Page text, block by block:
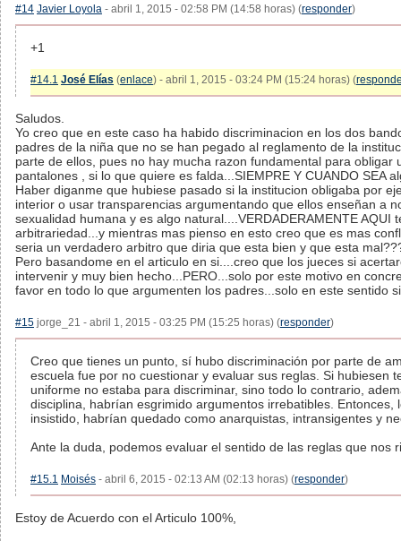
#14 Javier Loyola - abril 1, 2015 - 02:58 PM (14:58 horas) (responder)
+1
#14.1 José Elías (enlace) - abril 1, 2015 - 03:24 PM (15:24 horas) (
Saludos.
Yo creo que en este caso ha habido discriminacion en los dos
padres de la niña que no se han pegado al reglamento de la
parte de ellos, pues no hay mucha razon fundamental para obligar
pantalones , si lo que quiere es falda...SIEMPRE Y CUANDO SEA
Haber diganme que hubiese pasado si la institucion obligaba por
interior o usar transparencias argumentando que ellos enseñan a
sexualidad humana y es algo natural....VERDADERAMENTE AQUI
arbitrariedad...y mientras mas pienso en esto creo que es mas
seria un verdadero arbitro que diria que esta bien y que esta
Pero basandome en el articulo en si....creo que los jueces si
intervenir y muy bien hecho...PERO...solo por este motivo en
favor en todo lo que argumenten los padres...solo en este sentido
#15 jorge_21 - abril 1, 2015 - 03:25 PM (15:25 horas) (responder)
Creo que tienes un punto, sí hubo discriminación por parte de
escuela fue por no cuestionar y evaluar sus reglas. Si hubiesen
uniforme no estaba para discriminar, sino todo lo contrario,
disciplina, habrían esgrimido argumentos irrebatibles. Entonces,
insistido, habrían quedado como anarquistas, intransigentes y
Ante la duda, podemos evaluar el sentido de las reglas que nos
#15.1 Moisés - abril 6, 2015 - 02:13 AM (02:13 horas) (responder)
Estoy de Acuerdo con el Articulo 100%,